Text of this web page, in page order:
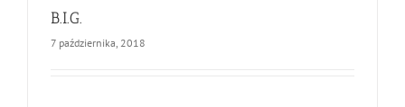
B.I.G.
7 października, 2018